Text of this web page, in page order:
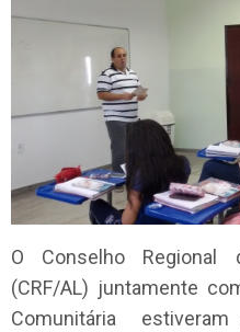
O Conselho Regional
(CRF/AL) juntamente
Comunitária estiveram